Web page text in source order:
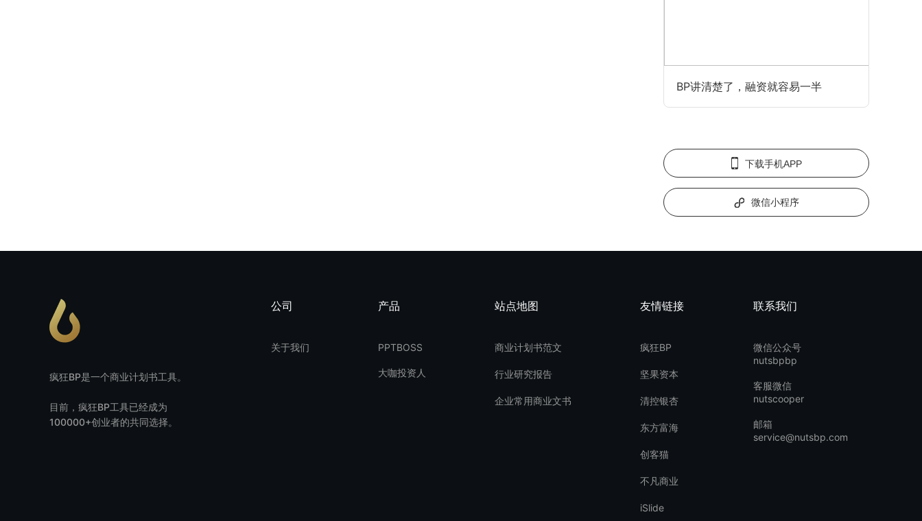
BP讲清楚了，融资就容易一半
下载手机APP
微信小程序
疯狂BP是一个商业计划书工具。
目前，疯狂BP工具已经成为
100000+创业者的共同选择。
公司
关于我们
产品
PPTBOSS
大咖投资人
站点地图
商业计划书范文
行业研究报告
企业常用商业文书
友情链接
疯狂BP
坚果资本
清控银杏
东方富海
创客猫
不凡商业
iSlide
联系我们
微信公众号
nutsbpbp
客服微信
nutscooper
邮箱
service@nutsbp.com